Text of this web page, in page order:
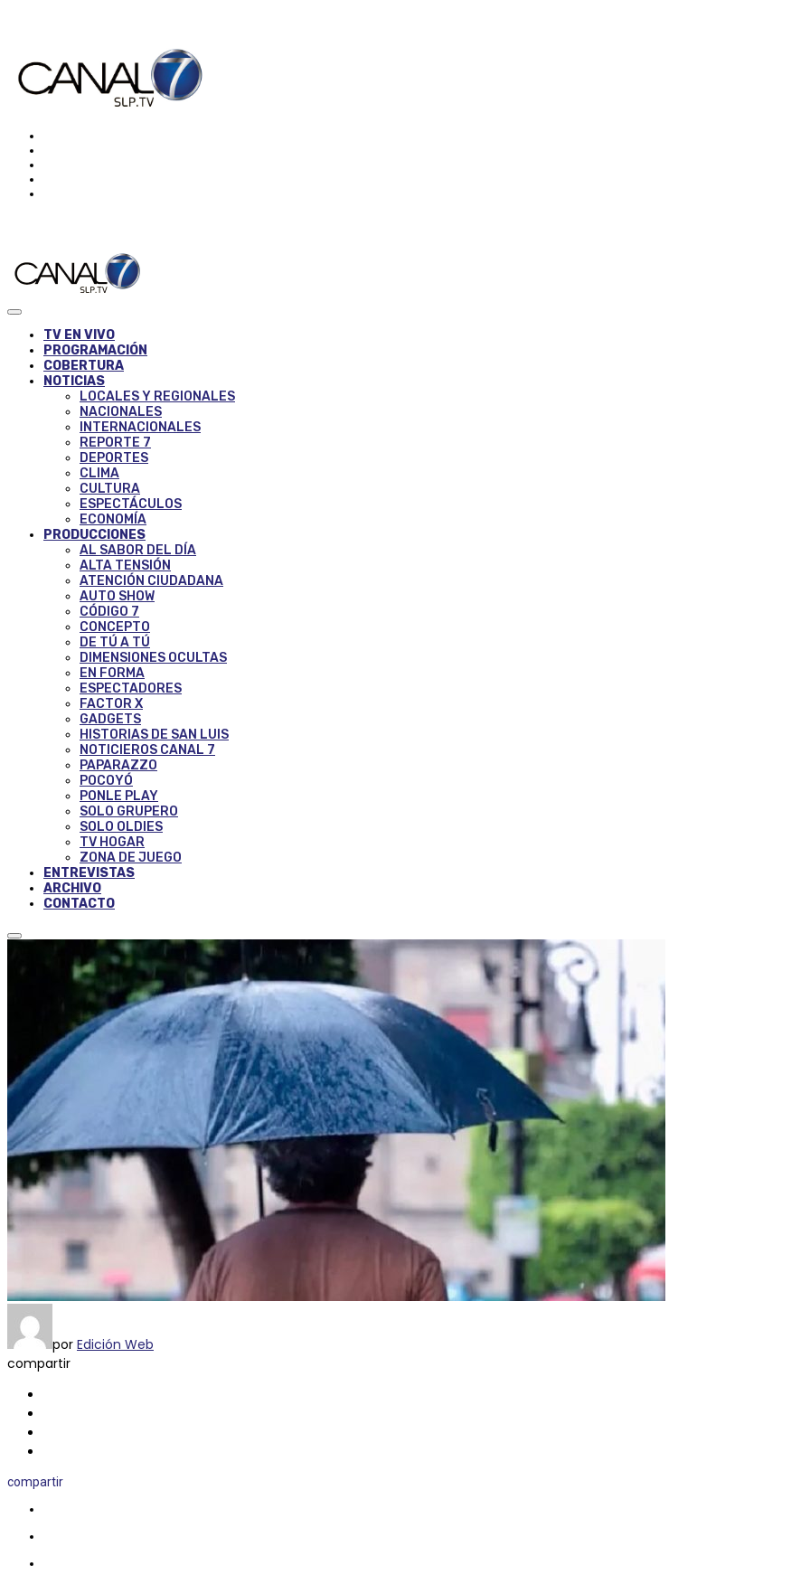
TV EN VIVO
PROGRAMACIÓN
COBERTURA
NOTICIAS
LOCALES Y REGIONALES
NACIONALES
INTERNACIONALES
REPORTE 7
DEPORTES
CLIMA
CULTURA
ESPECTÁCULOS
ECONOMÍA
PRODUCCIONES
AL SABOR DEL DÍA
ALTA TENSIÓN
ATENCIÓN CIUDADANA
AUTO SHOW
CÓDIGO 7
CONCEPTO
DE TÚ A TÚ
DIMENSIONES OCULTAS
EN FORMA
ESPECTADORES
FACTOR X
GADGETS
HISTORIAS DE SAN LUIS
NOTICIEROS CANAL 7
PAPARAZZO
POCOYÓ
PONLE PLAY
SOLO GRUPERO
SOLO OLDIES
TV HOGAR
ZONA DE JUEGO
ENTREVISTAS
ARCHIVO
CONTACTO
por Edición Web
compartir
compartir